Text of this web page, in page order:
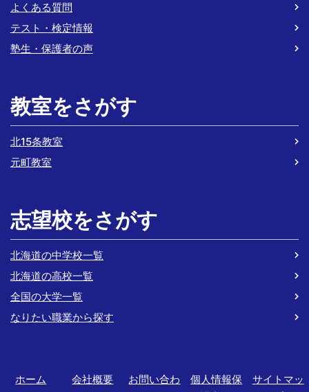
よくある質問
テスト・検定情報
塾生・保護者の声
教室をさがす
北15条教室
元町教室
志望校をさがす
北海道の中学校一覧
北海道の高校一覧
全国の大学一覧
なりたい職業から探す
ホーム 会社概要
お問い合わ
個人情報保
サイトマッ